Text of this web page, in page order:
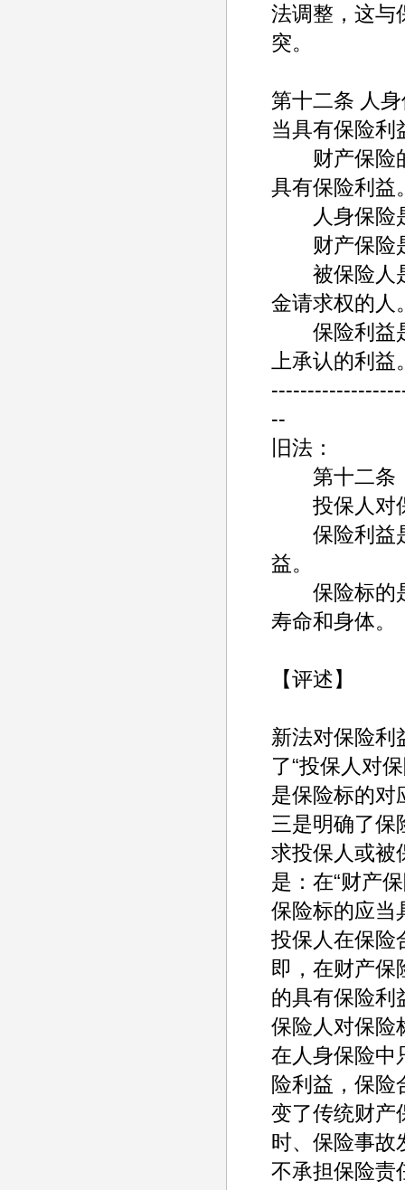
法调整，这与
突。
第十二条 人
当具有保险利
财产保险的
具有保险利益
人身保险是
财产保险是
被保险人是
金请求权的人
保险利益是
上承认的利益
--
旧法：
第十二条
投保人对保
保险利益是
益。
保险标的是
寿命和身体。
【评述】
新法对保险利
了“投保人对
是保险标的对
三是明确了保
求投保人或被
是：在“财产
保险标的应当
投保人在保险
即，在财产保
的具有保险利
保险人对保险
在人身保险中
险利益，保险
变了传统财
时、保险事故
不承担保险责